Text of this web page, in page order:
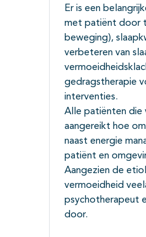
Er is een
met patiënt door
beweging),
verbeteren van
gedragstherapie
interventies.
Alle patiënten die
aangereikt hoe
naast energie
patiënt en
Aangezien de
vermoeidheid
psychotherapeut
door.